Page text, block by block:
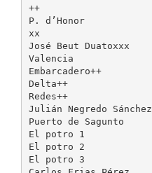
++
P. d’Honor
xx
José Beut Duatoxxx
Valencia
Embarcadero++
Delta++
Redes++
Julián Negredo Sánchez
Puerto de Sagunto
El potro 1
El potro 2
El potro 3